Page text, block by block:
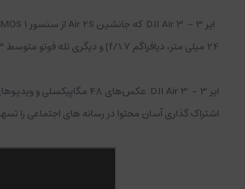
24 میلی متر، دیافراگم f/1.7) و دیگری تله فوتو متوسط 3 برابر (اندازه پیکسل 2.4 میلی متر، معادل فرمت 70 میلی متر، دیافراگم f/2.8).
اشتراک گذاری آسان محتوا در رسانه های اجتماعی را